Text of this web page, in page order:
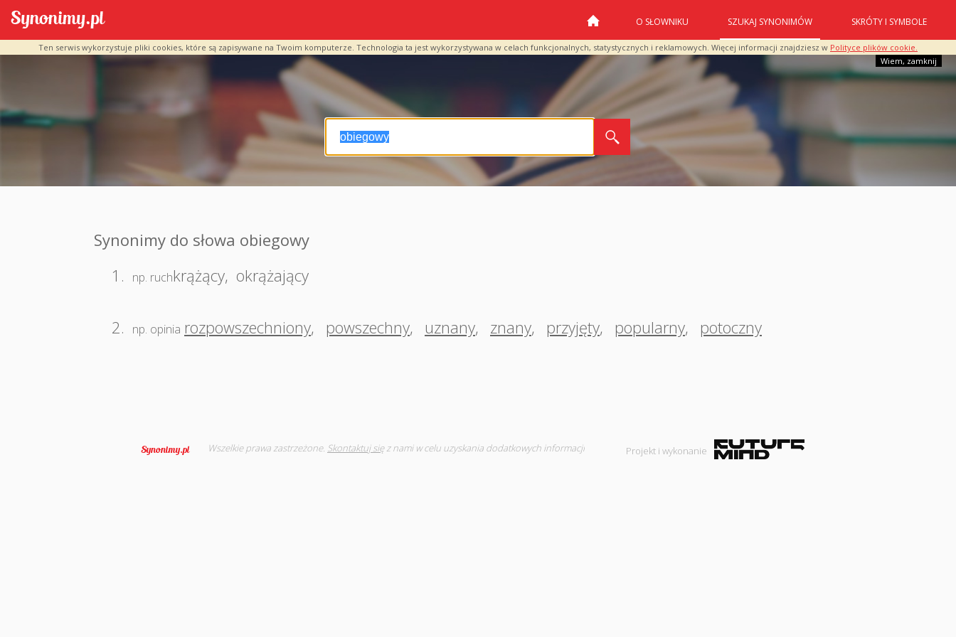
Ten serwis wykorzystuje pliki cookies, które są zapisywane na Twoim komputerze. Technologia ta jest wykorzystywana w celach funkcjonalnych, statystycznych i reklamowych. Więcej informacji znajdziesz w Polityce plików cookie.
Wiem, zamknij
O SŁOWNIKU SZUKAJ SYNONIMÓW SKRÓTY I SYMBOLE
Synonimy do słowa obiegowy
1.
np. ruchkrążący, okrążający
2. np. opinia rozpowszechniony, powszechny, uznany, znany, przyjęty, popularny, potoczny
Wszelkie prawa zastrzeżone. Skontaktuj sięz nami w celu uzyskania dodatkowych informacji Projekt i wykonanie